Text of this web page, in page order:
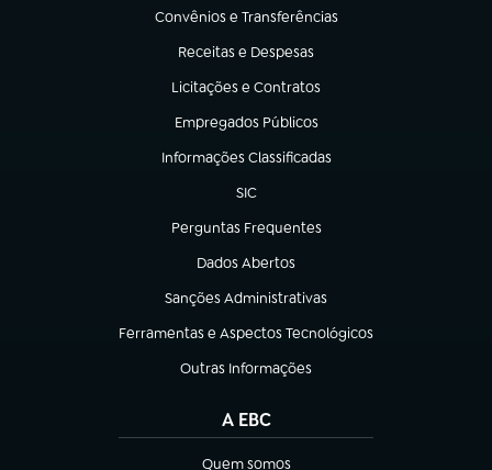
Convênios e Transferências
(abre em nova aba)
Receitas e Despesas
(abre em nova aba)
Licitações e Contratos
(abre em nova aba)
Empregados Públicos
(abre em nova aba)
Informações Classificadas
(abre em nova aba)
SIC
(abre em nova aba)
Perguntas Frequentes
(abre em nova aba)
Dados Abertos
(abre em nova aba)
Sanções Administrativas
(abre em nova aba)
Ferramentas e Aspectos Tecnológicos
(abre em nova aba)
Outras Informações
(abre em nova aba)
A EBC
Quem somos